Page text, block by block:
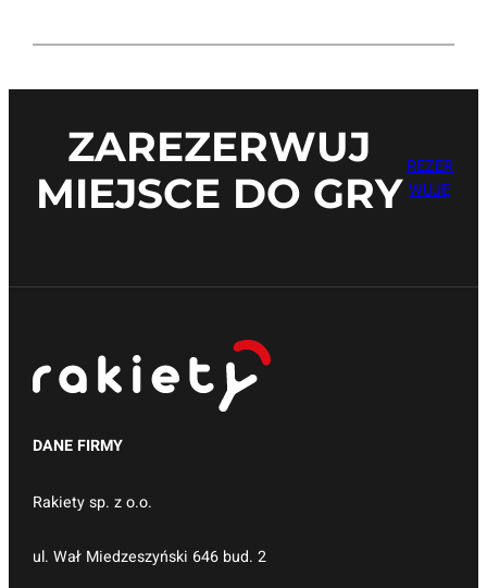
ZAREZERWUJ
MIEJSCE DO GRY
REZER
WUJĘ
DANE FIRMY
Rakiety sp. z o.o.
ul. Wał Miedzeszyński 646 bud. 2